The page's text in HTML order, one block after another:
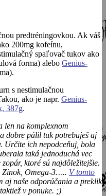
predtréningovkou. Ak váš
200mg kofeínu,
spaľovač tukov ako
forma) alebo Genius-
s nestimulačnou
ako je napr. Genius-
387g.
len na komplexnom
dobre pálil tuk potrebuješ aj
Určite ich nepodceňuj, bola
taká jednoduchá vec
ktoré sú najdôležitejšie.
Zinok, Omega-3….. V tomto
aj naše odporúčania a preklik
v ponuke. ;)